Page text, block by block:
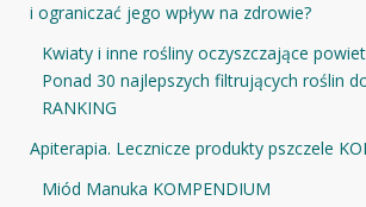
i ograniczać jego wpływ na zdrowie?
Kwiaty i inne rośliny oczyszczające
Ponad 30 najlepszych filtrujących roślin
RANKING
Apiterapia. Lecznicze produkty pszczele
Miód Manuka KOMPENDIUM